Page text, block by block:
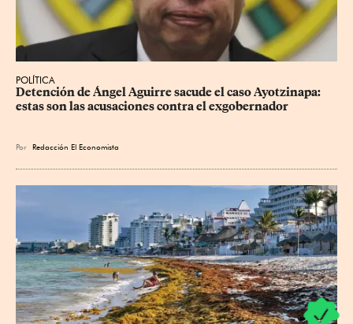
POLÍTICA
Detención de Ángel Aguirre sacude el caso Ayotzinapa:
estas son las acusaciones contra el exgobernador
Por Redacción El Economista